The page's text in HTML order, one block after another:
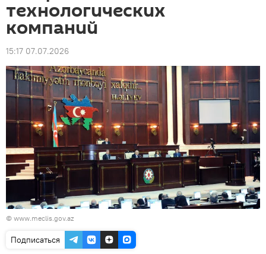
технологических
компаний
15:17 07.07.2026
© www.meclis.gov.az
Подписаться